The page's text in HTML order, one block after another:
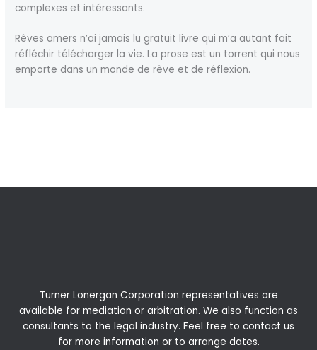
complexes et intéressants.
Rêves amers n’ai jamais lu gratuit livre qui m’a autant fait
réfléchir télécharger la vie. La prose est un torrent qui nous
emporte dans un monde de rêve et de réflexion.
Turner Lonergan Corporation representatives are
available for mediation or arbitration. We also function as
consultants to the legal industry. Feel free to contact us
for more information or to arrange dates.